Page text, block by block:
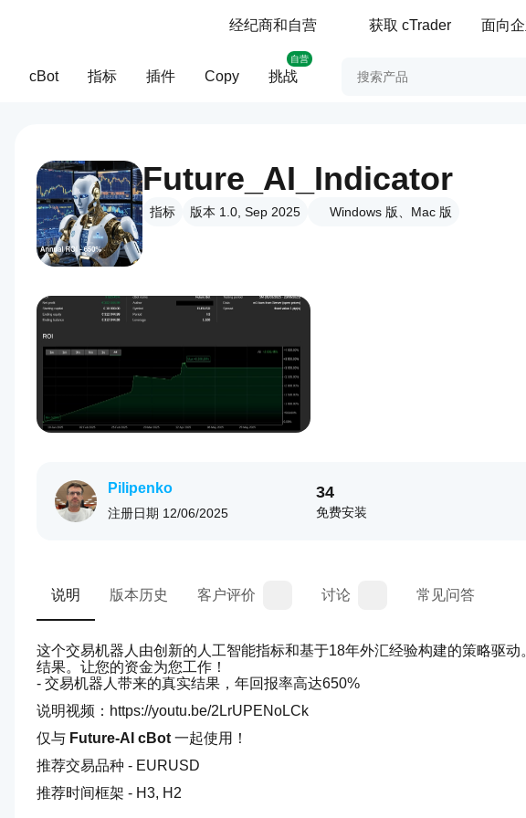
经纪商和自营 获取 cTrader 面向
cBot 指标 插件 Copy 挑战
自营
Future_AI_Indicator
指标 版本 1.0, Sep 2025 Windows 版、Mac 版
Pilipenko
注册日期 12/06/2025
34
免费安装
说明 版本历史 客户评价 讨论 常见问答
这个交易机器人由创新的人工智能指标和基于18年外汇经验构建的策略驱
结果。让您的资金为您工作！
- 交易机器人带来的真实结果，年回报率高达650%
说明视频：https://youtu.be/2LrUPENoLCk
仅与 Future-AI cBot 一起使用！
推荐交易品种 - EURUSD
推荐时间框架 - H3, H2